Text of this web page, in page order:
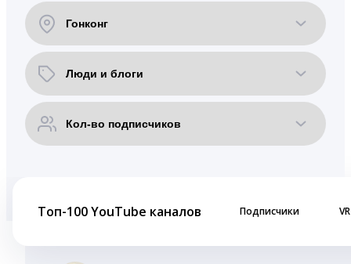
Топ-100 YouTube каналов Подписчики VR